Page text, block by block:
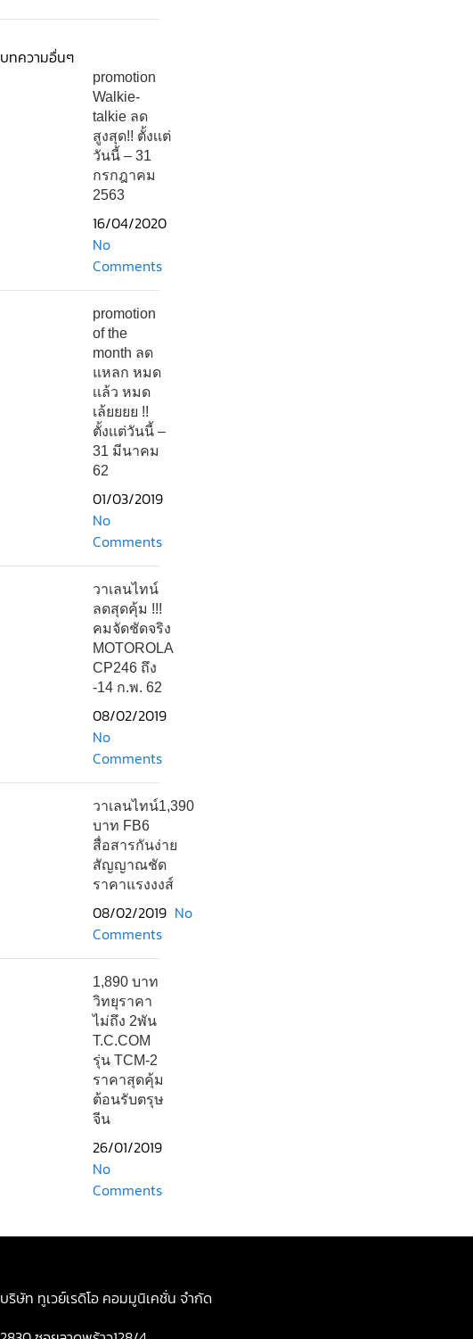
บทความอื่นๆ
promotion
Walkie-
talkie ลด
สูงสุด!! ตั้งเเต่
วันนี้ – 31
กรกฎาคม
2563
16/04/2020
No
Comments
promotion
of the
month ลด
แหลก หมด
เเล้ว หมด
เล้ยยยย !!
ตั้งเเต่วันนี้ –
31 มีนาคม
62
01/03/2019
No
Comments
วาเลนไทน์
ลดสุดคุ้ม !!!
คมจัดชัดจริง
MOTOROLA
CP246 ถึง
-14 ก.พ. 62
08/02/2019
No
Comments
วาเลนไทน์1,390
บาท FB6
สื่อสารกันง่าย
สัญญาณชัด
ราคาแรงงงส์
08/02/2019 No
Comments
1,890 บาท
วิทยุราคา
ไม่ถึง 2พัน
T.C.COM
รุ่น TCM-2
ราคาสุดคุ้ม
ต้อนรับตรุษ
จีน
26/01/2019
No
Comments
บริษัท ทูเวย์เรดิโอ คอมมูนิเคชั่น จำกัด